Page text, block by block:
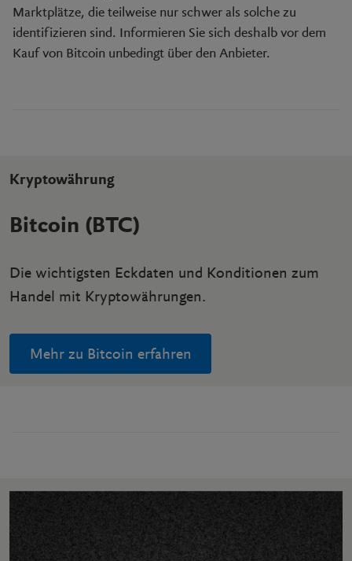
Marktplätze, die teilweise nur schwer als solche zu
identifizieren sind. Informieren Sie sich deshalb vor dem
Kauf von Bitcoin unbedingt über den Anbieter.
Kryptowährung
Bitcoin (BTC)
Die wichtigsten Eckdaten und Konditionen zum
Handel mit Kryptowährungen.
Mehr zu Bitcoin erfahren